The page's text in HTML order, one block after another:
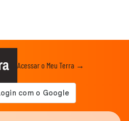
Acessar o Meu Terra →